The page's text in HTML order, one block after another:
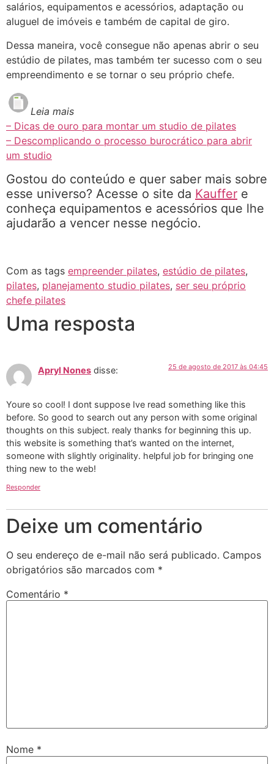
salários, equipamentos e acessórios, adaptação ou
aluguel de imóveis e também de capital de giro.
Dessa maneira, você consegue não apenas abrir o seu
estúdio de pilates, mas também ter sucesso com o seu
empreendimento e se tornar o seu próprio chefe.
Leia mais
– Dicas de ouro para montar um studio de pilates
– Descomplicando o processo burocrático para abrir
um studio
Gostou do conteúdo e quer saber mais sobre
esse universo? Acesse o site da Kauffer e
conheça equipamentos e acessórios que lhe
ajudarão a vencer nesse negócio.
Com as tags empreender pilates, estúdio de pilates,
pilates, planejamento studio pilates, ser seu próprio
chefe pilates
Uma resposta
Apryl Nones disse: 25 de agosto de 2017 às 04:45
Youre so cool! I dont suppose Ive read something like this
before. So good to search out any person with some original
thoughts on this subject. realy thanks for beginning this up.
this website is something that’s wanted on the internet,
someone with slightly originality. helpful job for bringing one
thing new to the web!
Responder
Deixe um comentário
O seu endereço de e-mail não será publicado. Campos
obrigatórios são marcados com *
Comentário *
Nome *